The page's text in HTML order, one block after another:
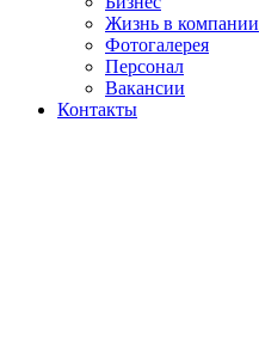
Жизнь в компании
Фотогалерея
Персонал
Вакансии
Контакты